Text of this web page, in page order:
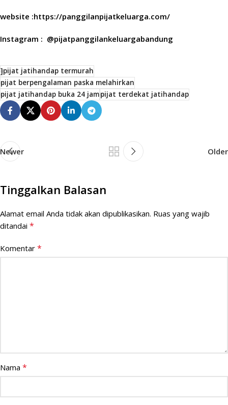
website :https://panggilanpijatkeluarga.com/
Instagram : @pijatpanggilankeluargabandung
]pijat jatihandap termurah
pijat berpengalaman paska melahirkan
pijat jatihandap buka 24 jampijat terdekat jatihandap
Newer Older
Tinggalkan Balasan
Alamat email Anda tidak akan dipublikasikan. Ruas yang wajib
ditandai *
Komentar *
Nama *